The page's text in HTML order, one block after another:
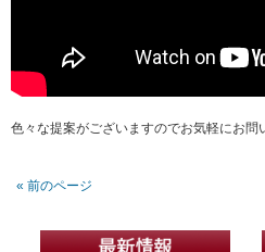
色々な提案がございますのでお気軽にお問
« 前のページ